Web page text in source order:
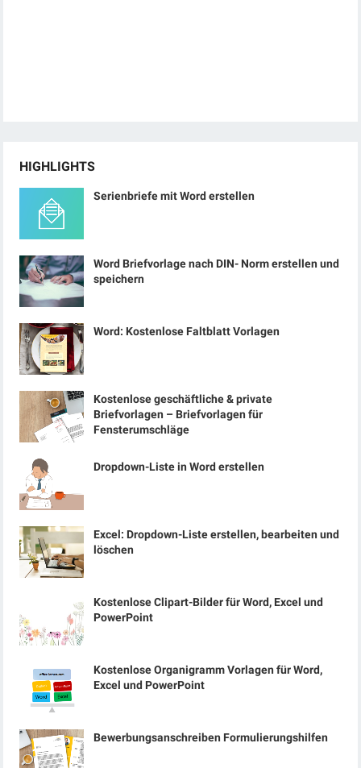
HIGHLIGHTS
Serienbriefe mit Word erstellen
Word Briefvorlage nach DIN- Norm erstellen und
speichern
Word: Kostenlose Faltblatt Vorlagen
Kostenlose geschäftliche & private
Briefvorlagen – Briefvorlagen für
Fensterumschläge
Dropdown-Liste in Word erstellen
Excel: Dropdown-Liste erstellen, bearbeiten und
löschen
Kostenlose Clipart-Bilder für Word, Excel und
PowerPoint
Kostenlose Organigramm Vorlagen für Word,
Excel und PowerPoint
Bewerbungsanschreiben Formulierungshilfen